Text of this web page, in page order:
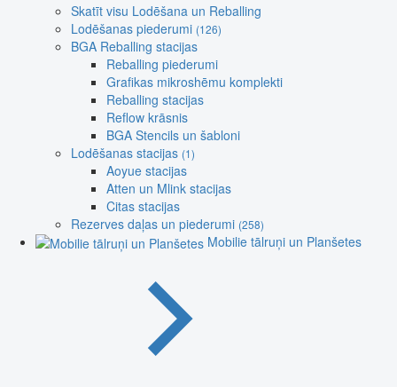
Skatīt visu Lodēšana un Reballing
Lodēšanas piederumi (126)
BGA Reballing stacijas
Reballing piederumi
Grafikas mikroshēmu komplekti
Reballing stacijas
Reflow krāsnis
BGA Stencils un šabloni
Lodēšanas stacijas (1)
Aoyue stacijas
Atten un Mlink stacijas
Citas stacijas
Rezerves daļas un piederumi (258)
Mobilie tālruņi un Planšetes